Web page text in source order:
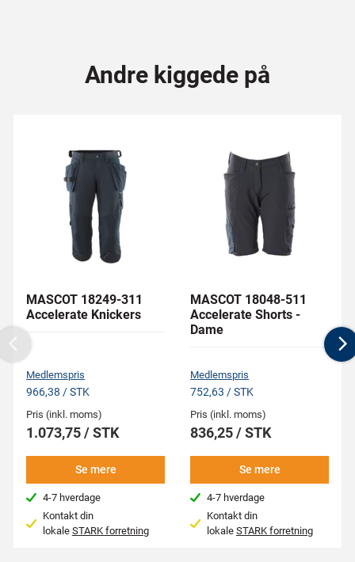
Andre kiggede på
MASCOT 18249-311
Accelerate Knickers
Medlemspris
966,38 / STK
Pris (inkl. moms)
1.073,75 / STK
Se mere
4-7 hverdage
Kontakt din
lokale STARK forretning
MASCOT 18048-511
Accelerate Shorts -
Dame
Medlemspris
752,63 / STK
Pris (inkl. moms)
836,25 / STK
Se mere
4-7 hverdage
Kontakt din
lokale STARK forretning
Previous